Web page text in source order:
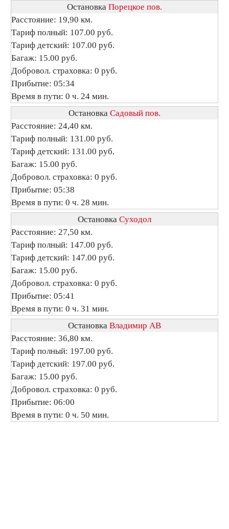
Остановка Порецкое пов.
Расстояние: 19,90 км.
Тариф полный: 107.00 руб.
Тариф детский: 107.00 руб.
Багаж: 15.00 руб.
Добровол. страховка: 0 руб.
Прибытие: 05:34
Время в пути: 0 ч. 24 мин.
Остановка Садовый пов.
Расстояние: 24,40 км.
Тариф полный: 131.00 руб.
Тариф детский: 131.00 руб.
Багаж: 15.00 руб.
Добровол. страховка: 0 руб.
Прибытие: 05:38
Время в пути: 0 ч. 28 мин.
Остановка Суходол
Расстояние: 27,50 км.
Тариф полный: 147.00 руб.
Тариф детский: 147.00 руб.
Багаж: 15.00 руб.
Добровол. страховка: 0 руб.
Прибытие: 05:41
Время в пути: 0 ч. 31 мин.
Остановка Владимир АВ
Расстояние: 36,80 км.
Тариф полный: 197.00 руб.
Тариф детский: 197.00 руб.
Багаж: 15.00 руб.
Добровол. страховка: 0 руб.
Прибытие: 06:00
Время в пути: 0 ч. 50 мин.